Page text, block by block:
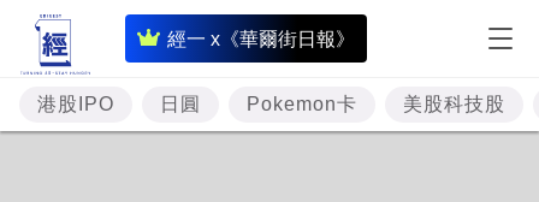
經一 x《華爾街日報》
即
時
財
經
港股IPO 日圓 Pokemon卡 美股科技股